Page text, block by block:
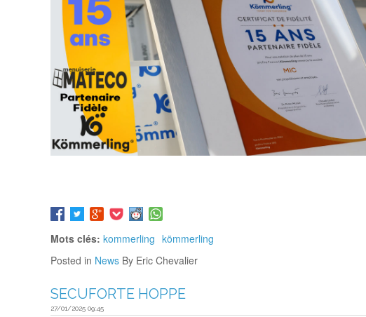
Mots clés: kommerling kömmerling
Posted in News By Eric Chevalier
SECUFORTE HOPPE
27/01/2025 09:45